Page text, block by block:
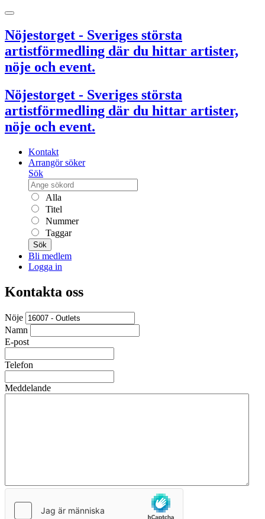
Nöjestorget - Sveriges största
artistförmedling där du hittar artister,
nöje och event.
Nöjestorget - Sveriges största
artistförmedling där du hittar artister,
nöje och event.
Kontakt
Arrangör söker
Sök
Alla
Titel
Nummer
Taggar
Sök
Bli medlem
Logga in
Kontakta oss
Nöje
Namn
E-post
Telefon
Meddelande